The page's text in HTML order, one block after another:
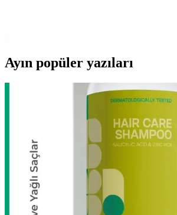
Ayın popüler yazıları